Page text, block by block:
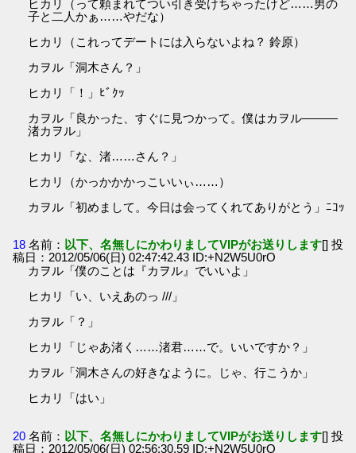
ヒカリ（って頼まれてつい引き受けちゃったけど……男の
子と二人かぁ……やだな）
ヒカリ（これってデートには入らないよね？ 鈴原）
カヲル「洞木さん？」
ヒカリ「！」ﾋﾞｸｯ
カヲル「良かった、すぐに見つかって。僕はカヲル―――
渚カヲル」
ヒカリ「な、渚……さん？」
ヒカリ（かっかかかっこいいぃ……）
カヲル「初めまして。今日は会ってくれてありがとう」ﾆｺｯ
18 名前： 以下、名無しにかわりましてVIPがお送りします[] 投
稿日：2012/05/06(日) 02:47:42.43 ID:+N2W5U0rO
カヲル「僕のことは『カヲル』でいいよ」
ヒカリ「い、いえあのっ ///」
カヲル「？」
ヒカリ「じゃあ渚く……渚君……で。いいですか？」
カヲル「洞木さんの好きなように。じゃ、行こうか」
ヒカリ「はい」
20 名前： 以下、名無しにかわりましてVIPがお送りします[] 投
稿日：2012/05/06(日) 02:56:30.59 ID:+N2W5U0rO